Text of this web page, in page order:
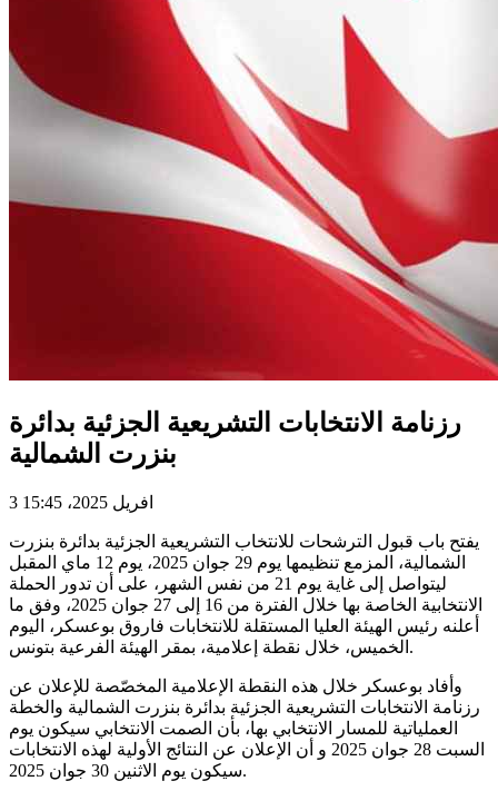
رزنامة الانتخابات التشريعية الجزئية بدائرة
بنزرت الشمالية
3 افريل 2025، 15:45
يفتح باب قبول الترشحات للانتخاب التشريعية الجزئية بدائرة بنزرت
الشمالية، المزمع تنظيمها يوم 29 جوان 2025، يوم 12 ماي المقبل
ليتواصل إلى غاية يوم 21 من نفس الشهر، على أن تدور الحملة
الانتخابية الخاصة بها خلال الفترة من 16 إلى 27 جوان 2025، وفق ما
أعلنه رئيس الهيئة العليا المستقلة للانتخابات فاروق بوعسكر، اليوم
الخميس، خلال نقطة إعلامية، بمقر الهيئة الفرعية بتونس.
وأفاد بوعسكر خلال هذه النقطة الإعلامية المخصّصة للإعلان عن
رزنامة الانتخابات التشريعية الجزئية بدائرة بنزرت الشمالية والخطة
العملياتية للمسار الانتخابي بها، بأن الصمت الانتخابي سيكون يوم
السبت 28 جوان 2025 و أن الإعلان عن النتائج الأولية لهذه الانتخابات
سيكون يوم الاثنين 30 جوان 2025.